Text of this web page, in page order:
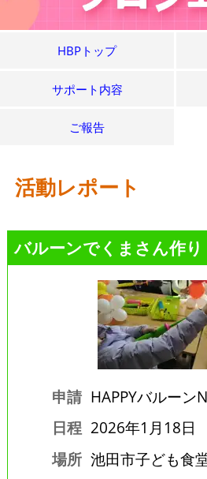
HBPトップ
サポート内容
ご報告
活動レポート
バルーンでくまさん作り
申請 HAPPYバルーン
日程 2026年1月18日
場所 池田市子ども食